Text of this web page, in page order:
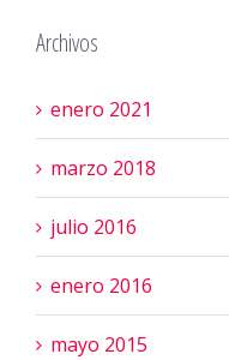
Archivos
enero 2021
marzo 2018
julio 2016
enero 2016
mayo 2015